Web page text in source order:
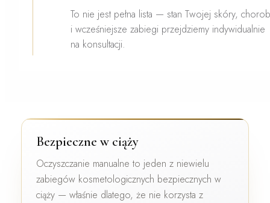
To nie jest pełna lista — stan Twojej skóry,
i wcześniejsze zabiegi przejdziemy indywidualnie
na konsultacji.
Bezpieczne w ciąży
Oczyszczanie manualne to jeden z niewielu
zabiegów kosmetologicznych bezpiecznych w
ciąży— właśnie dlatego, że nie korzysta z